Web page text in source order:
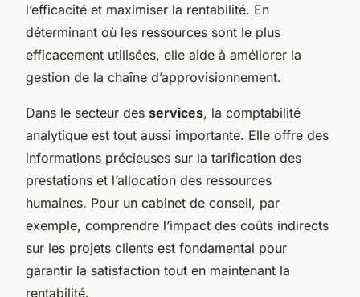
l’efficacité et maximiser la rentabilité. En
déterminant où les ressources sont le plus
efficacement utilisées, elle aide à améliorer la
gestion de la chaîne d’approvisionnement.
Dans le secteur des services, la comptabilité
analytique est tout aussi importante. Elle offre des
informations précieuses sur la tarification des
prestations et l’allocation des ressources
humaines. Pour un cabinet de conseil, par
exemple, comprendre l’impact des coûts indirects
sur les projets clients est fondamental pour
garantir la satisfaction tout en maintenant la
rentabilité.